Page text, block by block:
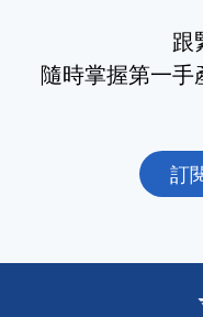
跟
隨時掌握第一手
訂